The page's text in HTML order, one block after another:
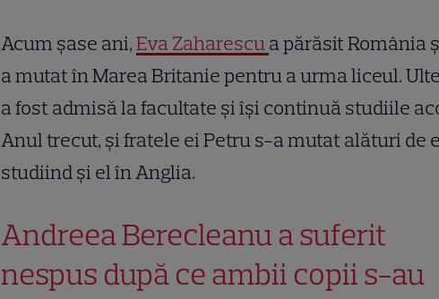
Acum șase ani,Eva Zaharescua părăsit România
a mutat în Marea Britanie pentru a urma liceul.
a fost admisă la facultate și își continuă studiile
Anul trecut, și fratele ei Petru s-a mutat alături de
studiind și el în Anglia.
Andreea Berecleanu a suferit
nespus după ce ambii copii s-au